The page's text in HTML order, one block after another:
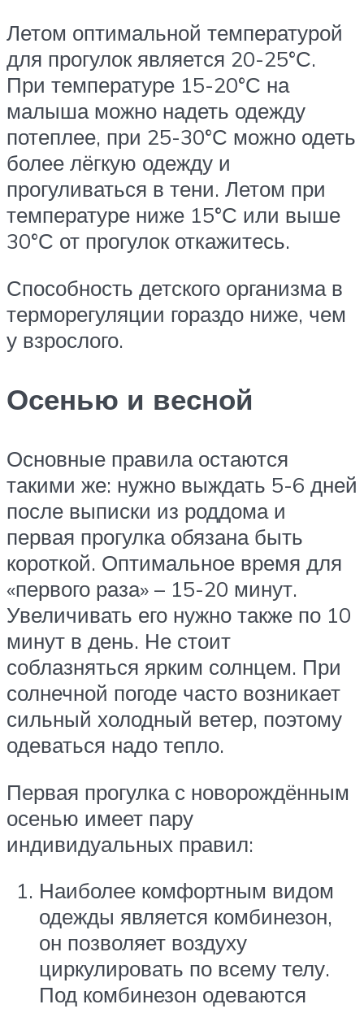
Летом оптимальной температурой
для прогулок является 20-25°С.
При температуре 15-20°С на
малыша можно надеть одежду
потеплее, при 25-30°С можно одеть
более лёгкую одежду и
прогуливаться в тени. Летом при
температуре ниже 15°С или выше
30°С от прогулок откажитесь.
Способность детского организма в
терморегуляции гораздо ниже, чем
у взрослого.
Осенью и весной
Основные правила остаются
такими же: нужно выждать 5-6 дней
после выписки из роддома и
первая прогулка обязана быть
короткой. Оптимальное время для
«первого раза» – 15-20 минут.
Увеличивать его нужно также по 10
минут в день. Не стоит
соблазняться ярким солнцем. При
солнечной погоде часто возникает
сильный холодный ветер, поэтому
одеваться надо тепло.
Первая прогулка с новорождённым
осенью имеет пару
индивидуальных правил:
Наиболее комфортным видом
одежды является комбинезон,
он позволяет воздуху
циркулировать по всему телу.
Под комбинезон одеваются